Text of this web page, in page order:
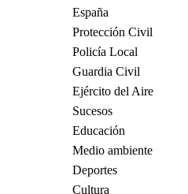
España
Protección Civil
Policía Local
Guardia Civil
Ejército del Aire
Sucesos
Educación
Medio ambiente
Deportes
Cultura